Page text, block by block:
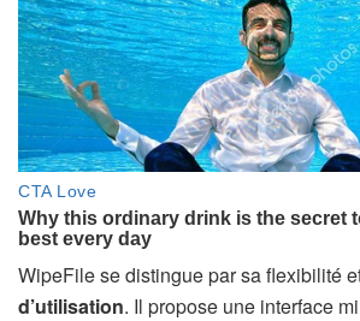
WipeFile se distingue par sa flexibilité
d’utilisation. Il propose une interface